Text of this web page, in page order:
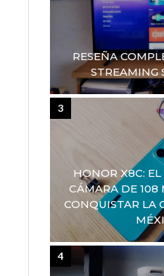
RESEÑA
STREAMING
HONOR X8C:
CÁMARA DE 108
CONQUISTAR LA
3
4